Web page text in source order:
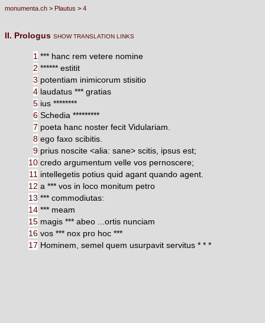
monumenta.ch > Plautus > 4
II. Prologus SHOW TRANSLATION LINKS
1 *** hanc rem vetere nomine
2 ****** estitit
3 potentiam inimicorum stisitio
4 laudatus *** gratias
5 ius ********
6 Schedia *********
7 poeta hanc noster fecit Vidulariam.
8 ego faxo scibitis.
9 prius noscite <alia: sane> scitis, ipsus est;
10 credo argumentum velle vos pernoscere;
11 intellegetis potius quid agant quando agent.
12 a *** vos in loco monitum petro
13 *** commodiutas:
14 *** meam
15 magis *** abeo ...ortis nunciam
16 vos *** nox pro hoc ***
17 Hominem, semel quem usurpavit servitus * * *